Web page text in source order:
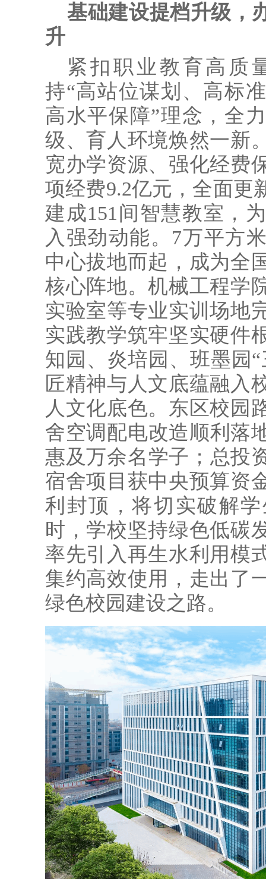
基础建设提档升级，
升
紧扣职业教育高质
持“高站位谋划、高标
高水平保障”理念，全
级、育人环境焕然一新
宽办学资源、强化经费
项经费9.2亿元，全面更
建成151间智慧教室，
入强劲动能。7万平方
中心拔地而起，成为全
核心阵地。机械工程学
实验室等专业实训场地
实践教学筑牢坚实硬件
知园、炎培园、班墨园
匠精神与人文底蕴融入
人文化底色。东区校园
舍空调配电改造顺利落
惠及万余名学子；总投
宿舍项目获中央预算资
利封顶，将切实破解
时，学校坚持绿色低碳
率先引入再生水利用模
集约高效使用，走出了
绿色校园建设之路。